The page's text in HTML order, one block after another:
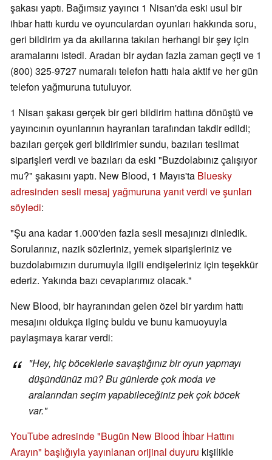
şakası yaptı. Bağımsız yayıncı 1 Nisan'da eski usul bir
ihbar hattı kurdu ve oyunculardan oyunları hakkında soru,
geri bildirim ya da akıllarına takılan herhangi bir şey için
aramalarını istedi. Aradan bir aydan fazla zaman geçti ve 1
(800) 325-9727 numaralı telefon hattı hala aktif ve her gün
telefon yağmuruna tutuluyor.
1 Nisan şakası gerçek bir geri bildirim hattına dönüştü ve
yayıncının oyunlarının hayranları tarafından takdir edildi;
bazıları gerçek geri bildirimler sundu, bazıları teslimat
siparişleri verdi ve bazıları da eski "Buzdolabınız çalışıyor
mu?" şakasını yaptı. New Blood, 1 Mayıs'ta Bluesky
adresinden sesli mesaj yağmuruna yanıt verdi ve şunları
söyledi:
"Şu ana kadar 1.000'den fazla sesli mesajınızı dinledik.
Sorularınız, nazik sözleriniz, yemek siparişleriniz ve
buzdolabımızın durumuyla ilgili endişeleriniz için teşekkür
ederiz. Yakında bazı cevaplarımız olacak."
New Blood, bir hayranından gelen özel bir yardım hattı
mesajını oldukça ilginç buldu ve bunu kamuoyuyla
paylaşmaya karar verdi:
"Hey, hiç böceklerle savaştığınız bir oyun yapmayı
düşündünüz mü? Bu günlerde çok moda ve
aralarından seçim yapabileceğiniz pek çok böcek
var."
YouTube adresinde "Bugün New Blood İhbar Hattını
Arayın" başlığıyla yayınlanan orijinal duyuru kişilikle